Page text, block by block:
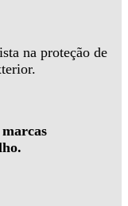
na proteção de